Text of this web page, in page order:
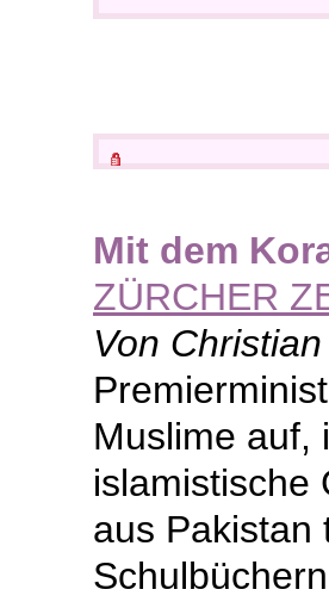
Mit dem
ZÜRCHER
Von
Muslime auf,
islamistische
aus Pakistan